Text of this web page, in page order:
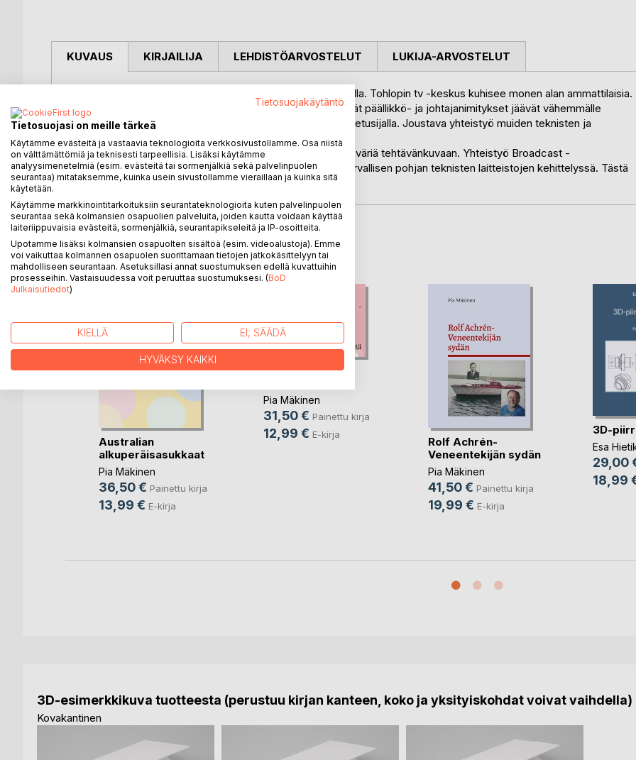
KUVAUS
Kirja kertoo televisiomiehen työelämästä 1980- ja 90-luvuilla. Tohlopin tv -keskus kuhisee monen alan ammattilaisia.
Tämä kirja kuvaa työtä " lattiatasolta" , politiikka ja näyttävät päällikkö- ja johtajanimitykset jäävät vähemmälle
huomiolle. Oman huoltotiimin pärjääminen on työelämässä etusijalla. Joustava yhteistyö muiden teknisten ja
taiteellisten osastojen kanssa.
Isot tekniset yhteistyöprojektit antavat mielenkiintoista lisäväriä tehtävänkuvaan. Yhteistyö Broadcast -
laitevalmistajien ja maahantuojien edustajien kanssa luo turvallisen pohjan teknisten laitteistojen kehittelyssä. Tästä
heille suuret kiitokset.
KIRJAILIJA LEHDISTÖARVOSTELUT LUKIJA-ARVOSTELUT
LISÄÄ KIRJOJA BoD:LLA
Australian
alkuperäisasukkaat
Pia Mäkinen
36,50 € Painettu kirja
13,99 € E-kirja
Suomen lasten
Pia Mäkinen
31,50 € Painettu kirja
12,99 € E-kirja
Rolf Achrén-
Veneentekijän sydän
Pia Mäkinen
41,50 € Painettu kirja
19,99 € E-kirja
3D-
Esa
29,00
18,99
3D-esimerkkikuva tuotteesta (perustuu kirjan kanteen, koko ja yksityiskohdat voivat vaihdella)
Kovakantinen
Tietosuojakäytäntö
Tietosuojasi on meille tärkeä
Käytämme evästeitä ja vastaavia teknologioita verkkosivustollamme. Osa niistä
on välttämättömiä ja teknisesti tarpeellisia. Lisäksi käytämme
analyysimenetelmiä (esim. evästeitä tai sormenjälkiä sekä palvelinpuolen
seurantaa) mitataksemme, kuinka usein sivustollamme vieraillaan ja kuinka sitä
käytetään.
Käytämme markkinointitarkoituksiin seurantateknologioita kuten palvelinpuolen
seurantaa sekä kolmansien osapuolien palveluita, joiden kautta voidaan käyttää
laiteriippuvaisia evästeitä, sormenjälkiä, seurantapikseleitä ja IP-osoitteita.
Upotamme lisäksi kolmansien osapuolten sisältöä (esim. videoalustoja). Emme
voi vaikuttaa kolmannen osapuolen suorittamaan tietojen jatkokäsittelyyn tai
mahdolliseen seurantaan. Asetuksillasi annat suostumuksen edellä kuvattuihin
prosesseihin. Vastaisuudessa voit peruuttaa suostumuksesi. (BoD
Julkaisutiedot)
KIELLÄ EI, SÄÄDÄ
HYVÄKSY KAIKKI